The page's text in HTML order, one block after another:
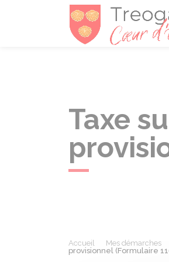
Taxe
Accueil Mes démarches
provisionnel (Formulaire